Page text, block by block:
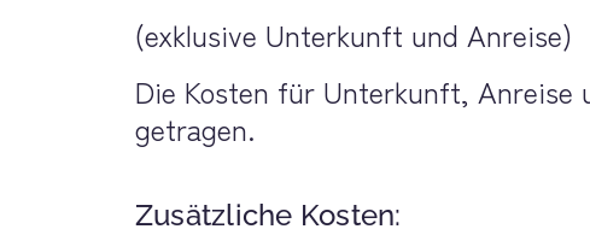
(exklusive Unterkunft und Anreise)
Die Kosten für Unterkunft, Anreise
getragen.
Zusätzliche Kosten: